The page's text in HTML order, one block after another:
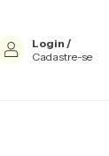
Login /
Cadastre-se